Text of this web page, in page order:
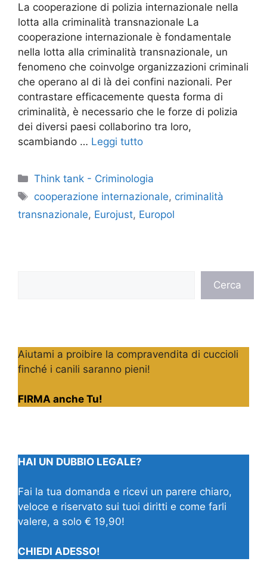
La cooperazione di polizia internazionale nella
lotta alla criminalità transnazionale La
cooperazione internazionale è fondamentale
nella lotta alla criminalità transnazionale, un
fenomeno che coinvolge organizzazioni criminali
che operano al di là dei confini nazionali. Per
contrastare efficacemente questa forma di
criminalità, è necessario che le forze di polizia
dei diversi paesi collaborino tra loro,
scambiando … Leggi tutto
Categorie
Think tank - Criminologia
Tag
cooperazione internazionale, criminalità
transnazionale, Eurojust, Europol
Cerca
Aiutami a proibire la compravendita di cuccioli
finché i canili saranno pieni!
FIRMA anche Tu!
HAI UN DUBBIO LEGALE?
Fai la tua domanda e ricevi un parere chiaro,
veloce e riservato sui tuoi diritti e come farli
valere, a solo € 19,90!
CHIEDI ADESSO!